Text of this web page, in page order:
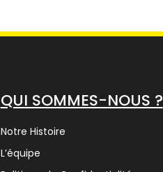
QUI SOMMES-NOUS ?
Notre Histoire
L’équipe